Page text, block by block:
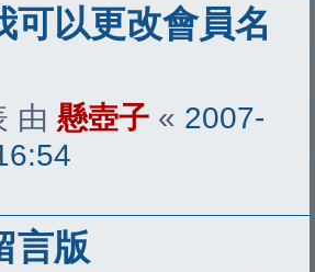
可以更改會員名
由 懸壺子 « 2007-
言版